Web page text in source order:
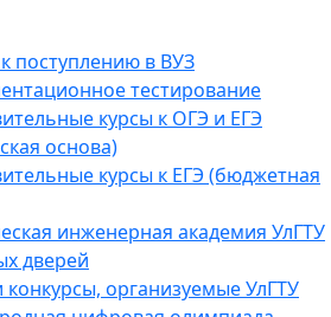
поступлению в ВУЗ
тестирование
курсы к ОГЭ и ЕГЭ
основа)
курсы к ЕГЭ (бюджетная
инженерная академия УлГТУ
дверей
организуемые УлГТУ